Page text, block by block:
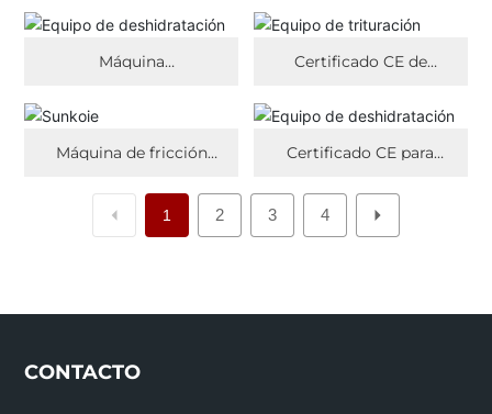
separación
Máquina Certificado CE de
Máquina de fricción Certificado CE para
1 2 3 4
CONTACTO